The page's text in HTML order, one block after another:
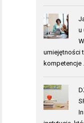
u
umiejętności
kompetencje …